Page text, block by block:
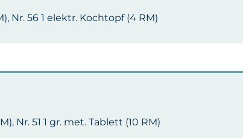
Nr. 56 1 elektr. Kochtopf (4 RM)
Nr. 51 1 gr. met. Tablett (10 RM)